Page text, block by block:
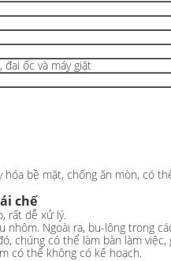
đai ốc và máy giặt
bề mặt, chống ăn mòn, có
chế
rất dễ xử lý.
nhôm. Ngoài ra, bu-lông trong
chúng có thể làm bàn làm
có thể không có kế hoạch.